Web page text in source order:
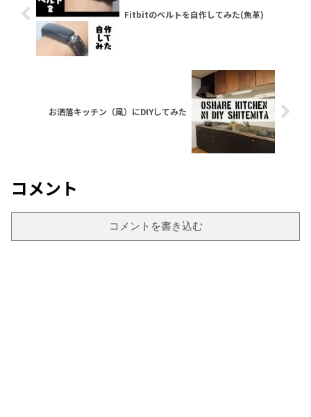
Fitbitのベルトを自作してみた(魚革)
お洒落キッチン（風）にDIYしてみた
コメント
コメントを書き込む